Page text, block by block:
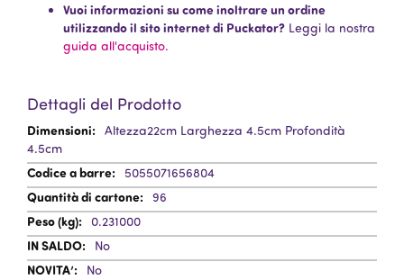
Vuoi informazioni su come inoltrare un ordine
utilizzando il sito internet di Puckator? Leggi la nostra
guida all'acquisto.
Dettagli del Prodotto
Informazioni
Aggiuntive
Altezza22cm Larghezza 4.5cm Profondità
4.5cm
5055071656804
96
0.231000
No
No